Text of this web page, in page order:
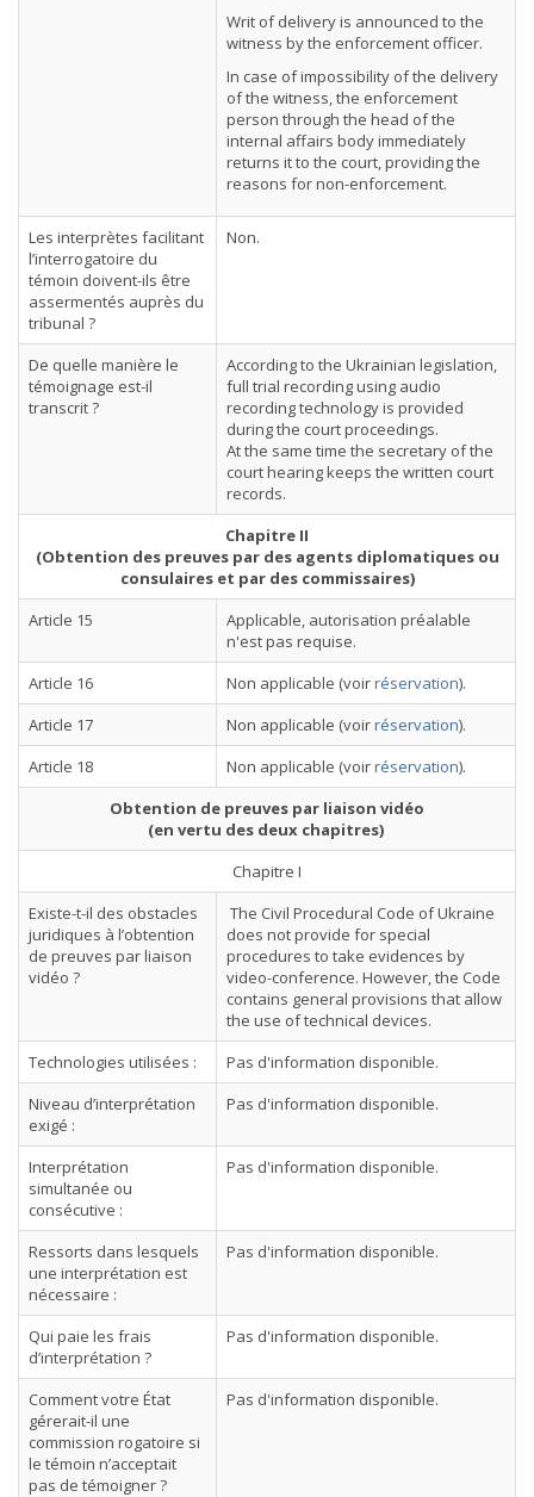
Writ of delivery is announced to the
witness by the enforcement officer.
In case of impossibility of the delivery
of the witness, the enforcement
person through the head of the
internal affairs body immediately
returns it to the court, providing the
reasons for non-enforcement.
Les interprètes facilitant
l’interrogatoire du
témoin doivent-ils être
assermentés auprès du
tribunal ?
Non.
De quelle manière le
témoignage est-il
transcrit ?
According to the Ukrainian legislation,
full trial recording using audio
recording technology is provided
during the court proceedings.
At the same time the secretary of the
court hearing keeps the written court
records.
Chapitre II
(Obtention des preuves par des agents diplomatiques ou
consulaires et par des commissaires)
Article 15
Applicable, autorisation préalable
n'est pas requise.
Article 16
Non applicable (voirréservation).
Article 17
Non applicable (voirréservation).
Article 18
Non applicable (voirréservation).
Obtention de preuves par liaison vidéo
(en vertu des deux chapitres)
Chapitre I
Existe-t-il des obstacles
juridiques à l’obtention
de preuves par liaison
vidéo ?
The Civil Procedural Code of Ukraine
does not provide for special
procedures to take evidences by
video-conference. However, the Code
contains general provisions that allow
the use of technical devices.
Technologies utilisées :
Pas d'information disponible.
Niveau d’interprétation
exigé :
Pas d'information disponible.
Interprétation
simultanée ou
consécutive :
Pas d'information disponible.
Ressorts dans lesquels
une interprétation est
nécessaire :
Pas d'information disponible.
Qui paie les frais
d’interprétation ?
Pas d'information disponible.
Comment votre État
gérerait-il une
commission rogatoire si
le témoin n’acceptait
pas de témoigner ?
Pas d'information disponible.